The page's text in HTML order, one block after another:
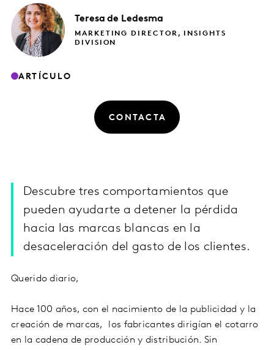
Teresa de Ledesma
MARKETING DIRECTOR, INSIGHTS
DIVISION
ARTÍCULO
CONTACTA
Descubre tres comportamientos que
pueden ayudarte a detener la pérdida
hacia las marcas blancas en la
desaceleración del gasto de los clientes.
Querido diario,
Hace 100 años, con el nacimiento de la publicidad y la
creación de marcas, los fabricantes dirigían el cotarro
en la cadena de producción y distribución. Sin